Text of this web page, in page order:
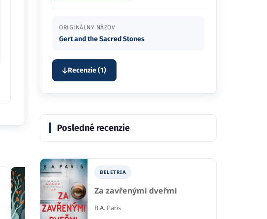
ORIGINÁLNY NÁZOV
Gert and the Sacred Stones
Recenzie (1)
Posledné recenzie
BELETRIA
Za zavřenými dveřmi
B.A. Paris